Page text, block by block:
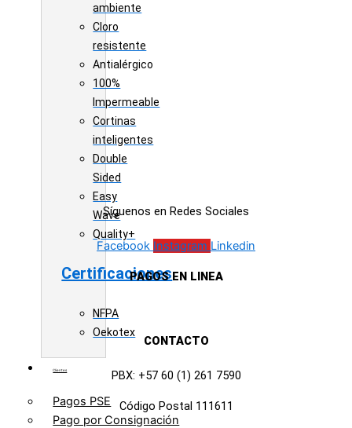
ambiente
Cloro
resistente
Antialérgico
100%
Impermeable
Cortinas
inteligentes
Double
Sided
Easy
Wave
Quality+
Certificaciones
NFPA
Oekotex
Clientes
Pagos PSE
Pago por Consignación
Síguenos en Redes Sociales
Facebook Instagram Linkedin
PAGOS EN LINEA
CONTACTO
PBX: +57 60 (1) 261 7590
Código Postal 111611